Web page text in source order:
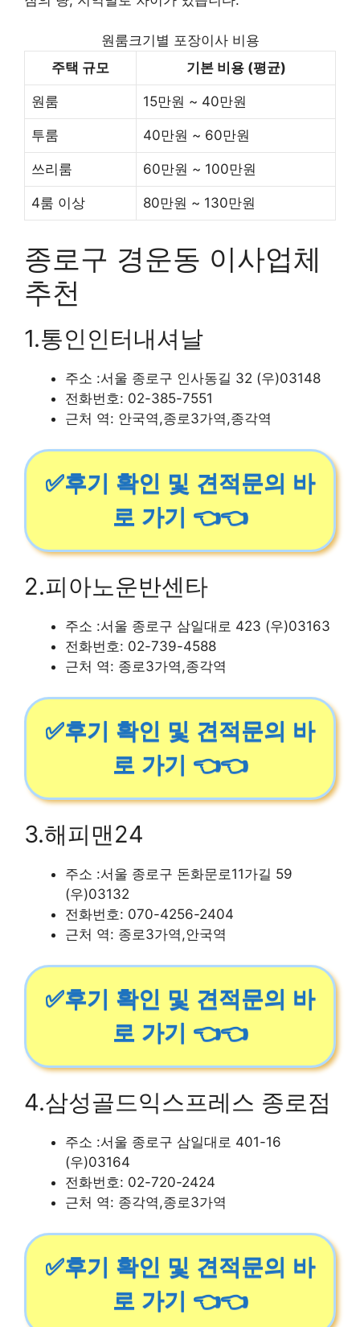
원룸크기별 포장이사 비용
주택 규모
기본 비용 (평균)
원룸 15만원 ~ 40만원
투룸 40만원 ~ 60만원
쓰리룸 60만원 ~ 100만원
4룸 이상 80만원 ~ 130만원
종로구 경운동 이사업체
추천
1.통인인터내셔날
주소 :서울 종로구 인사동길 32 (우)03148
전화번호: 02-385-7551
근처 역: 안국역,종로3가역,종각역
✅후기 확인 및 견적문의 바
로 가기 👈👈
2.피아노운반센타
주소 :서울 종로구 삼일대로 423 (우)03163
전화번호: 02-739-4588
근처 역: 종로3가역,종각역
✅후기 확인 및 견적문의 바
로 가기 👈👈
3.해피맨24
주소 :서울 종로구 돈화문로11가길 59
(우)03132
전화번호: 070-4256-2404
근처 역: 종로3가역,안국역
✅후기 확인 및 견적문의 바
로 가기 👈👈
4.삼성골드익스프레스 종로점
주소 :서울 종로구 삼일대로 401-16
(우)03164
전화번호: 02-720-2424
근처 역: 종각역,종로3가역
✅후기 확인 및 견적문의 바
로 가기 👈👈